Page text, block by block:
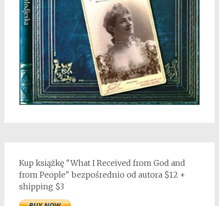
Kup książkę "What I Received from God and
from People" bezpośrednio od autora $12 +
shipping $3